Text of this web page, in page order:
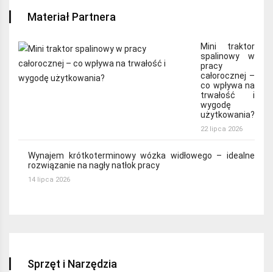
Materiał Partnera
Mini traktor
spalinowy w
pracy
całorocznej –
co wpływa na
trwałość i
wygodę
użytkowania?
22 lipca 2026
Wynajem krótkoterminowy wózka widłowego – idealne
rozwiązanie na nagły natłok pracy
14 lipca 2026
Sprzęt i Narzędzia